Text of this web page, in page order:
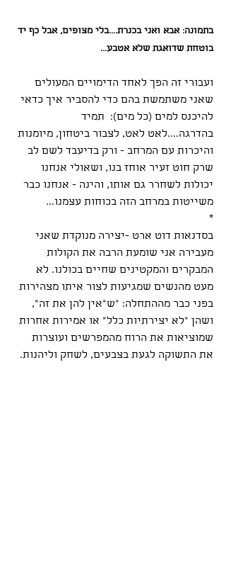
בתמונה: אבא ואני בכנרת....בלי מצופים, אבל כף יד
בוטחת שדואגת שלא אטבע...
ועבורי זה הפך לאחד הדימויים המעולים
שאני משתמשת בהם כדי להסביר איך כדאי
להיכנס למים (כל מים):  תמיד
בהדרגה....לאט לאט, לצבור ביטחון, מיומנות
והיכרות עם המרחב - ורק בדיעבד לשם לב
שרק חוט זעיר אוחז בנו, ושאולי אנחנו
יכולות לשחרר גם אותו, והינה - אנחנו כבר
משייטות במרחב הזה בכוחות עצמנו...
*
בסדנאות דוט ארט -יצירה מנוקדת שאני
מעבירה אני שומעת הרבה את הקולות
המבקרים והמקטינים שחיים בכולנו. לא
מעט מהנשים שמגיעות לצור איתו מצהירות
בפני כבר מההתחלה: "ש"אין להן את זה",
ושהן "לא יצירתיות כלל" או אמירות אחרות
שמוציאות את הרוח מהמפרשים ועוצרות
את התשוקה לגעת בצבעים, לשחק וליהנות.